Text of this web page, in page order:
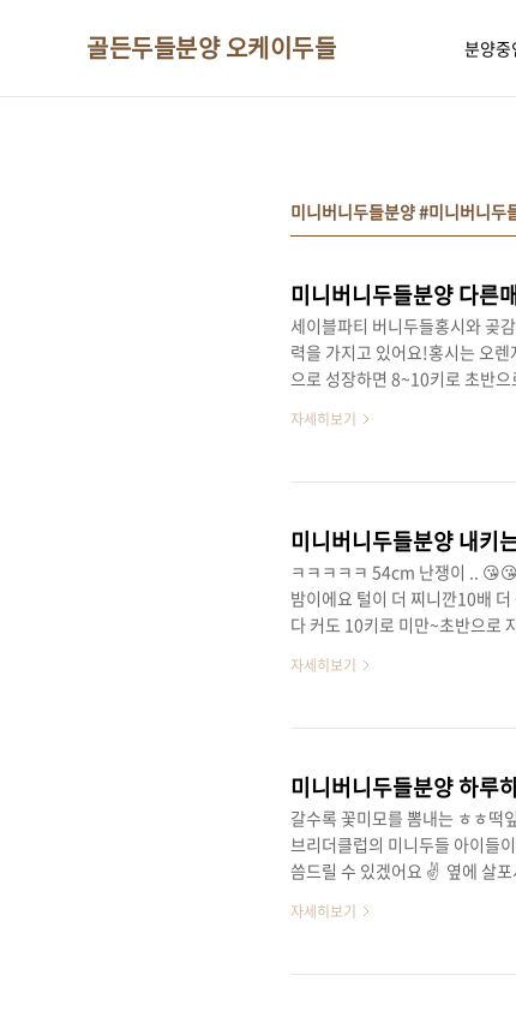
골든두들분양 오케이두들 분양중
미니버니두들분양 #미니버니두
미니버니두들분양 다른
세이블파티 버니두들홍시와 곶
력을 가지고 있어요!홍시는 오
으로 성장하면 8~10키로 초반
홍시의귀여운 눈동자저렇게 뚫
다 ☺깔끔한 패턴에양말까지 가
자세히보기
미니버니두들분양 내키
ㅋㅋㅋㅋㅋ 54cm 난쟁이 ..
밤이에요 털이 더 찌니깐10배
다 커도 10키로 미만~초반으로
독 활발한 아이가 있고 유독 소
요즘성격이 넘 좋은 아이라드센
자세히보기
미니버니두들분양 하루
갈수록 꽃미모를 뽐내는 ㅎㅎ떡
브리더클럽의 미니두들 아이들
씀드릴 수 있겠어요 ✌ 옆에 살
라확실히 보름전보다더더 예뻐
에서든 키우기 좋구요반곱슬 모
자세히보기